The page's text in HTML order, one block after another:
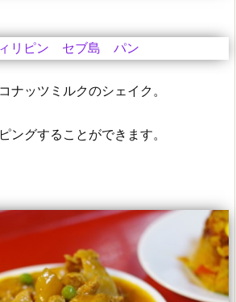
ナッツミルクのシェイク。
ングすることができます。